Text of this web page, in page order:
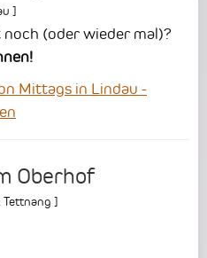
]
(oder wieder mal)?
Mittags in Lindau -
Oberhof
Tettnang ]